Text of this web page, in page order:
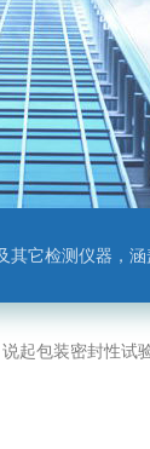
涵盖密封试验仪，密封与泄漏强
说起包装密封性试